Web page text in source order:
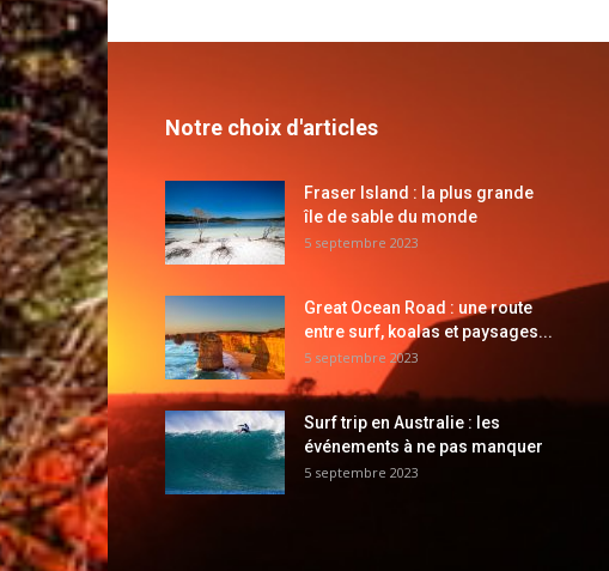
Notre choix d'articles
Fraser Island : la plus grande
île de sable du monde
5 septembre 2023
Great Ocean Road : une route
entre surf, koalas et paysages...
5 septembre 2023
Surf trip en Australie : les
événements à ne pas manquer
5 septembre 2023